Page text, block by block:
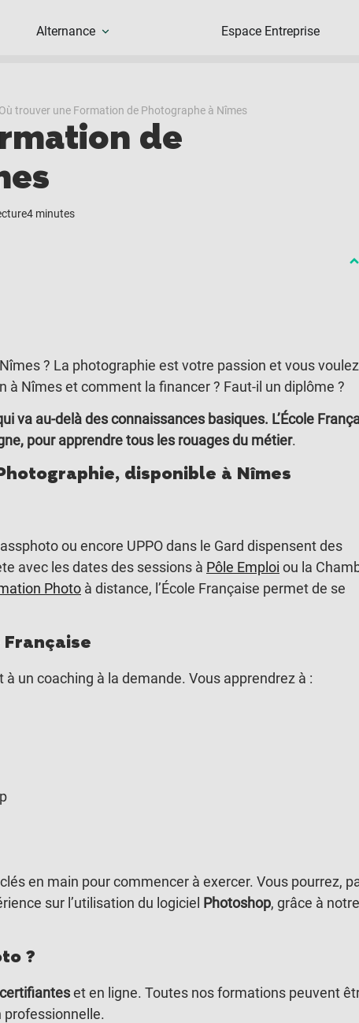
Alternance Espace Entreprise
Où trouver une Formation de Photographe à Nîmes
de
4 minutes
? La photographie est votre passion et vous
Nîmes et comment la financer ? Faut-il un diplôme ?
va au-delà des connaissances basiques. L’École
pour apprendre tous les rouages du métier.
disponible à Nîmes
ou encore UPPO dans le Gard dispensent des
avec les dates des sessions à Pôle Emploi ou la
Photo à distance, l’École Française permet de se
un coaching à la demande. Vous apprendrez à :
en main pour commencer à exercer. Vous pourrez,
sur l’utilisation du logiciel Photoshop, grâce à notre
?
et en ligne. Toutes nos formations peuvent